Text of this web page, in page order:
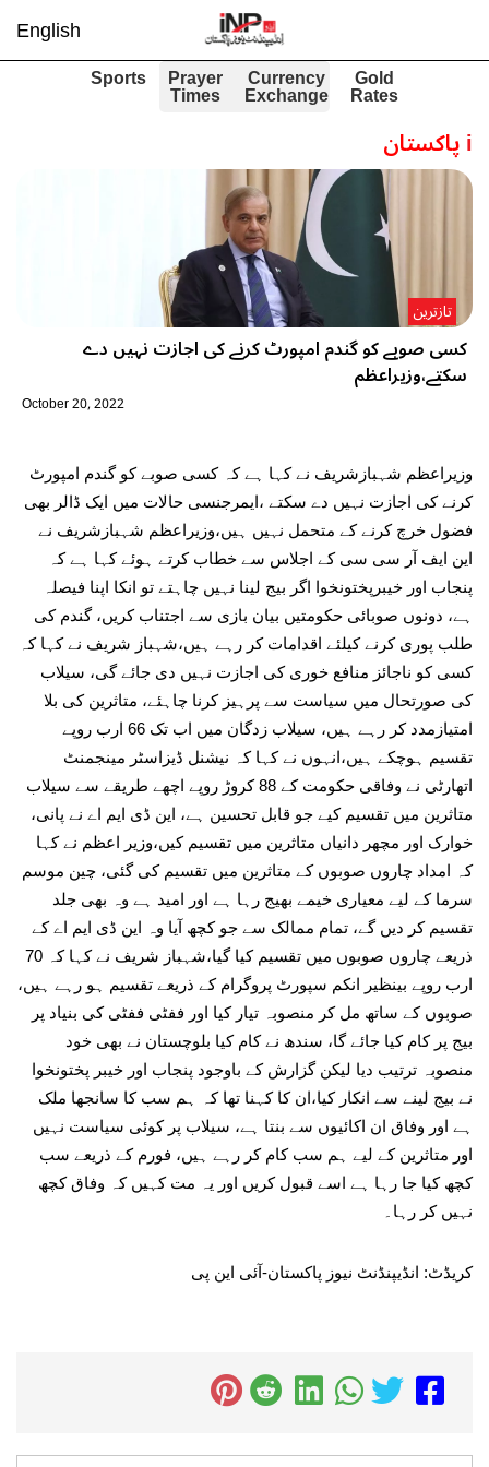
English
Gold
Rates
Currency
Exchange
Prayer
Times
Sports
iپاکستان
کسی صوبے کو گندم امپورٹ کرنے کی اجازت نہیں دے
سکتے،وزیراعظم
تازترین
October 20, 2022
وزیراعظم شہبازشریف نے کہا ہے کہ کسی صوبے کو گندم امپورٹ
کرنے کی اجازت نہیں دے سکتے ،ایمرجنسی حالات میں ایک ڈالر بھی
فضول خرچ کرنے کے متحمل نہیں ہیں،وزیراعظم شہبازشریف نے
این ایف آر سی سی کے اجلاس سے خطاب کرتے ہوئے کہا ہے کہ
پنجاب اور خیبرپختونخوا اگر بیج لینا نہیں چاہتے تو انکا اپنا فیصلہ
ہے، دونوں صوبائی حکومتیں بیان بازی سے اجتناب کریں، گندم کی
طلب پوری کرنے کیلئے اقدامات کر رہے ہیں،شہباز شریف نے کہا کہ
کسی کو ناجائز منافع خوری کی اجازت نہیں دی جائے گی، سیلاب
کی صورتحال میں سیاست سے پرہیز کرنا چاہئے، متاثرین کی بلا
امتیازمدد کر رہے ہیں، سیلاب زدگان میں اب تک 66 ارب روپے
تقسیم ہوچکے ہیں،انہوں نے کہا کہ نیشنل ڈیزاسٹر مینجمنٹ
اتھارٹی نے وفاقی حکومت کے 88 کروڑ روپے اچھے طریقے سے سیلاب
متاثرین میں تقسیم کیے جو قابل تحسین ہے، این ڈی ایم اے نے پانی،
خوارک اور مچھر دانیاں متاثرین میں تقسیم کیں،وزیر اعظم نے کہا
کہ امداد چاروں صوبوں کے متاثرین میں تقسیم کی گئی، چین موسم
سرما کے لیے معیاری خیمے بھیج رہا ہے اور امید ہے وہ بھی جلد
تقسیم کر دیں گے، تمام ممالک سے جو کچھ آیا وہ این ڈی ایم اے کے
ذریعے چاروں صوبوں میں تقسیم کیا گیا،شہباز شریف نے کہا کہ 70
ارب روپے بینظیر انکم سپورٹ پروگرام کے ذریعے تقسیم ہو رہے ہیں،
صوبوں کے ساتھ مل کر منصوبہ تیار کیا اور ففٹی ففٹی کی بنیاد پر
بیج پر کام کیا جائے گا، سندھ نے کام کیا بلوچستان نے بھی خود
منصوبہ ترتیب دیا لیکن گزارش کے باوجود پنجاب اور خیبر پختونخوا
نے بیج لینے سے انکار کیا،ان کا کہنا تھا کہ ہم سب کا سانجھا ملک
ہے اور وفاق ان اکائیوں سے بنتا ہے، سیلاب پر کوئی سیاست نہیں
اور متاثرین کے لیے ہم سب کام کر رہے ہیں، فورم کے ذریعے سب
کچھ کیا جا رہا ہے اسے قبول کریں اور یہ مت کہیں کہ وفاق کچھ
نہیں کر رہا۔
کریڈٹ: انڈیپنڈنٹ نیوز پاکستان-آئی این پی